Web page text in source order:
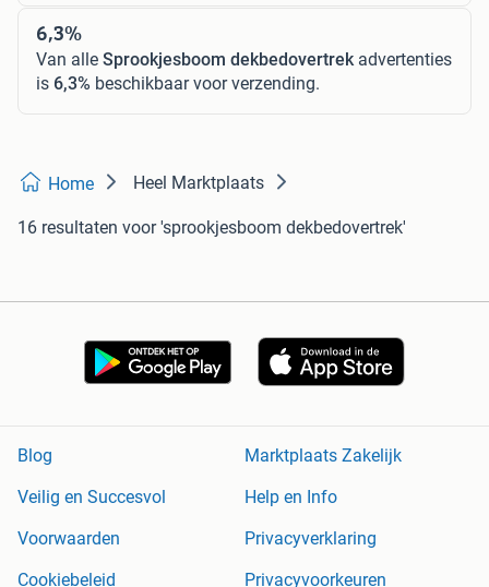
6,3%
Van alle Sprookjesboom dekbedovertrekadvertenties
is 6,3% beschikbaar voor verzending.
Home Heel Marktplaats
16 resultaten voor 'sprookjesboom dekbedovertrek'
Blog
Marktplaats Zakelijk
Veilig en Succesvol
Help en Info
Voorwaarden
Privacyverklaring
Cookiebeleid
Privacyvoorkeuren